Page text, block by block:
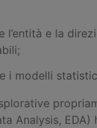
l’entità e la
i modelli
Analysis, EDA)